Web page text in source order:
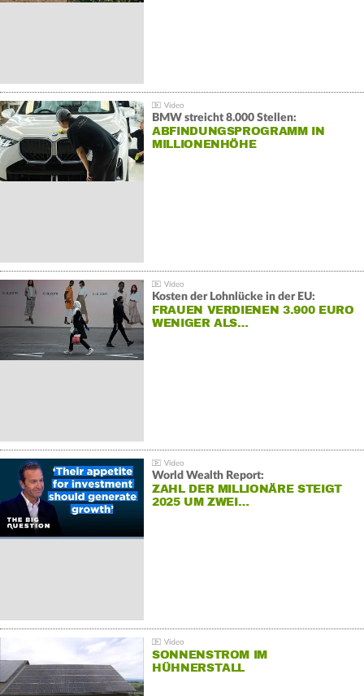
BMW streicht 8.000 Stellen:
ABFINDUNGSPROGRAMM IN
MILLIONENHÖHE
Kosten der Lohnlücke in der EU:
FRAUEN VERDIENEN 3.900 EURO
WENIGER ALS…
World Wealth Report:
ZAHL DER MILLIONÄRE STEIGT
2025 UM ZWEI…
SONNENSTROM IM
HÜHNERSTALL